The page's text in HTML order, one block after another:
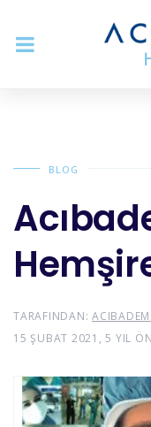
BLOG
TARAFINDAN:
15 ŞUBAT 2021, 5 YIL